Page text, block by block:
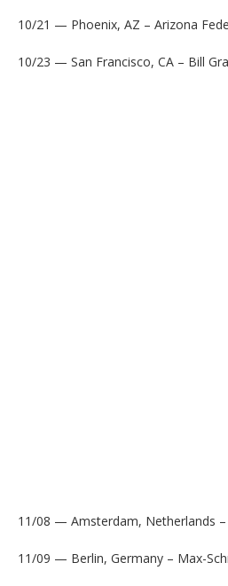
10/21 — Phoenix, AZ – Arizona
10/23 — San Francisco, CA – Bill
11/08 — Amsterdam, Netherlands –
11/09 — Berlin, Germany – Max-